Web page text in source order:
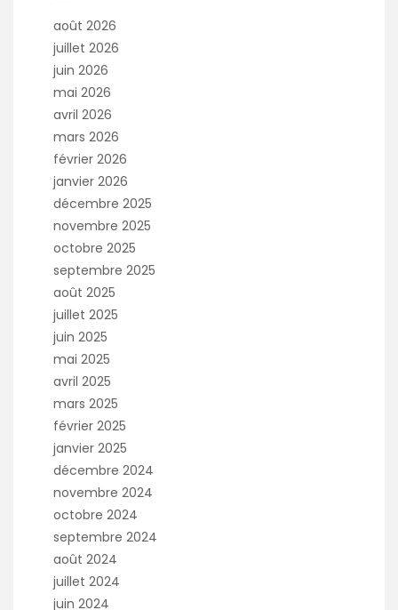
août 2026
juillet 2026
juin 2026
mai 2026
avril 2026
mars 2026
février 2026
janvier 2026
décembre 2025
novembre 2025
octobre 2025
septembre 2025
août 2025
juillet 2025
juin 2025
mai 2025
avril 2025
mars 2025
février 2025
janvier 2025
décembre 2024
novembre 2024
octobre 2024
septembre 2024
août 2024
juillet 2024
juin 2024